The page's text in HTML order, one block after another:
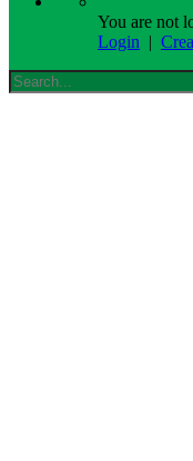
You are not
Login |